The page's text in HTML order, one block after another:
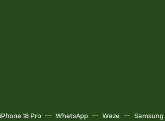
iPhone 18 Pro WhatsApp Waze Samsung